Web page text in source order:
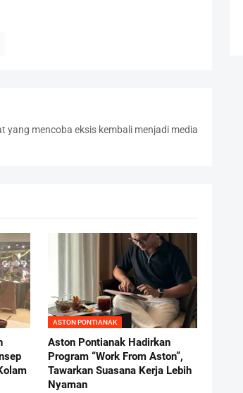
mencoba eksis kembali menjadi media
ASTON PONTIANAK
Aston Pontianak Hadirkan
Program “Work From Aston”,
Tawarkan Suasana Kerja Lebih
Nyaman